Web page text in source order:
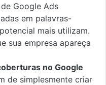
Google Ads
em palavras-
mais utilizam.
sua empresa apareça
no Google
de simplesmente criar